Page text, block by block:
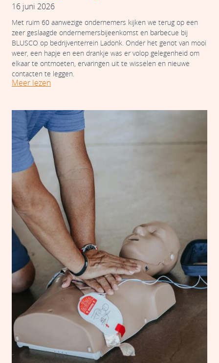
16 juni 2026
Met ruim 60 aanwezige ondernemers kijken we terug op een
zeer geslaagde ondernemersbijeenkomst en barbecue bij
BLUSCO op bedrijventerrein Ladonk. Onder het genot van mooi
weer, een hapje en een drankje was er volop gelegenheid om
elkaar te ontmoeten, ervaringen uit te wisselen en nieuwe
contacten te leggen.
Meer lezen